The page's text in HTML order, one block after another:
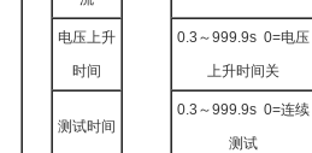
电压上升
时间
0.3～999.9s 0=电压
上升时间关
测试时间
0.3～999.9s 0=连续
测试